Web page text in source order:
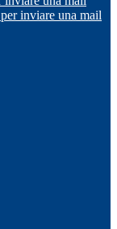
inviare una mail